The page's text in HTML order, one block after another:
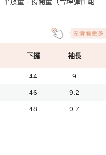
下擺 袖長
44 9
46 9.2
48 9.7